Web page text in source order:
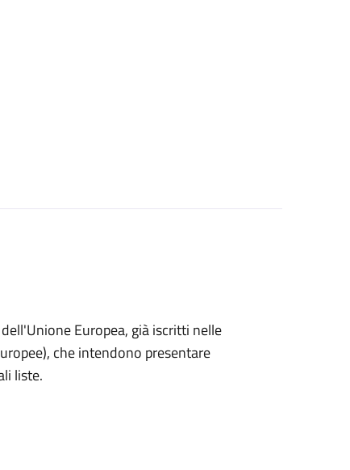
Europea, già iscritti nelle
che intendono presentare
liste.